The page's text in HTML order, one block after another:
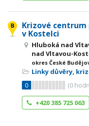
Krizové
v Kostelci
Hluboká nad
nad Vltavou-
okres České
Linky důvěry,
0
(0
+420 385 725 063